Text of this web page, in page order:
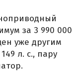
за 3 990 000
уже другим
л. с., пару